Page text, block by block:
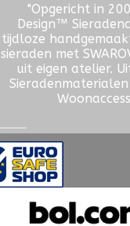
"Opgericht in
Design™
tijdloze
sieraden met
uit eigen atelier.